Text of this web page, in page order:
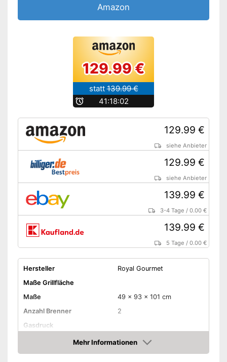
Amazon
129.99 €
statt 139.99 €
b 41:18:01
129.99 €
siehe Anbieter
129.99 €
siehe Anbieter
139.99 €
3-4 Tage /0.00 €
139.99 €
5 Tage /0.00 €
Hersteller
Royal Gourmet
Maße Grillfläche
Maße
49 x 93 x 101 cm
Anzahl Brenner
2
Gasdruck
Haube
Mehr Informationen
Amazon